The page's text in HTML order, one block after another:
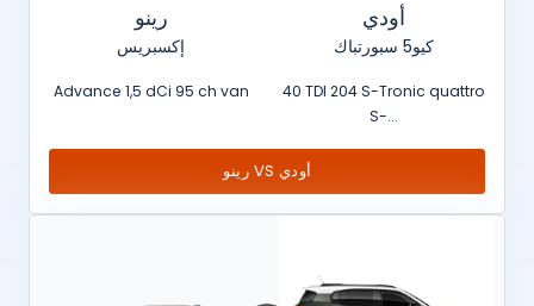
رينو
إكسبريس
Advance 1,5 dCi 95 ch van
أودي
كيو5 سبورتباك
40 TDI 204 S-Tronic quattro
S-...
رينو VS أودي